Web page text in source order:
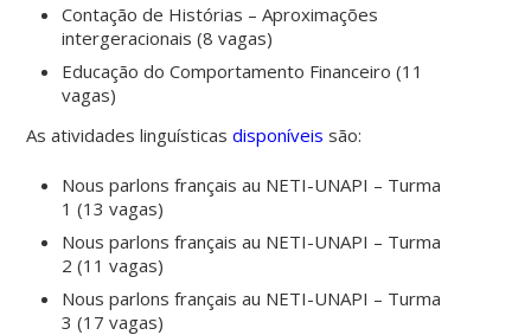
Contação de Histórias – Aproximações
intergeracionais (8 vagas)
Educação do Comportamento Financeiro (11
vagas)
As atividades linguísticasdisponíveissão:
Nous parlons français au NETI-UNAPI – Turma
1 (13 vagas)
Nous parlons français au NETI-UNAPI – Turma
2 (11 vagas)
Nous parlons français au NETI-UNAPI – Turma
3 (17 vagas)